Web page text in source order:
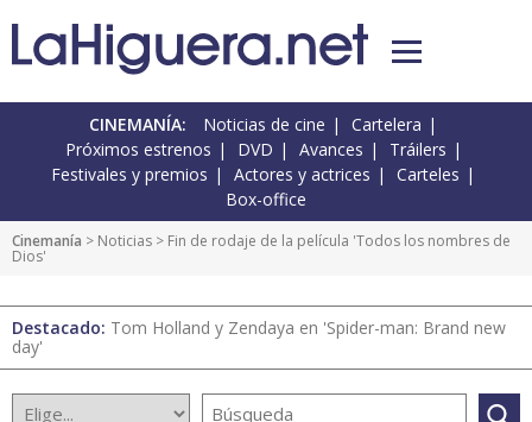
CINEMANÍA: Noticias de cine
Cartelera
Próximos estrenos
DVD Avances
Tráilers
Festivales y premios
Actores y actrices
Carteles
Box-office
Cinemanía > Noticias > Fin de rodaje de la película 'Todos los nombres de
Dios'
Destacado: Tom Holland y Zendaya en 'Spider-man: Brand new
day'